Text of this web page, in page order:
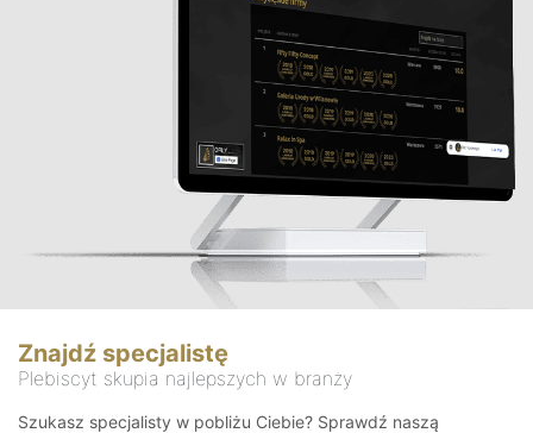
Znajdź specjalistę
Plebiscyt skupia najlepszych w branży
Szukasz specjalisty w pobliżu Ciebie? Sprawdź naszą